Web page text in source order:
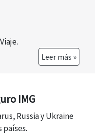
Leer más »
IMG
Russia y Ukraine
países.